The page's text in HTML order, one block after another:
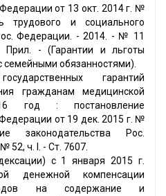
от 13 окт. 2014 г. №
трудового и социального
Федерации. - 2014. - № 11
- (Гарантии и льготы
обязанностями).
гарантий
гражданам медицинской
год : постановление
от 19 дек. 2015 г. №
законодательства Рос.
52, ч. I. - Ст. 7607.
с 1 января 2015 г.
денежной компенсации
на содержание и